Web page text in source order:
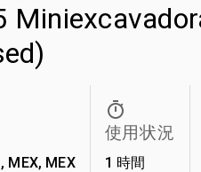
MEX
使用状況
1 時間